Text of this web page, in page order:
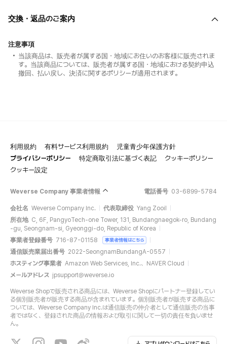
交換・返品のご案内
注意事項
当該商品は、販売者が属する国・地域にお住いのお客様に販売されま
す。当該商品については、販売者が属する国・地域における契約申込
撤回、払い戻し、決済に関するポリシーが適用されます。
利用規約 有料サービス利用規約
児童青少年保護方針
プライバシーポリシー
特定商取引法に基づく表記
クッキーポリシー
クッキー設定
Weverse Company 事業者情報 電話番号 03-6899-5784
会社名 Weverse Company Inc. 代表取締役 Yang Zooil
所在地 C, 6F, PangyoTech-one Tower, 131, Bundangnaegok-ro, Bundang
-gu, Seongnam-si, Gyeonggi-do, Republic of Korea
事業者登録番号 716-87-01158 事業者情報はこちら
通信販売業届出番号 2022-SeongnamBundangA-0557
ホスティング事業者 Amazon Web Services, Inc.、NAVER Cloud
メールアドレス jpsupport@weverse.io
Weverse Shopで販売される商品には、Weverse Shopにパートナー登録してい
る個別販売者が販売する商品が含まれています。個別販売者が販売する商品に
ついては、Weverse Company Inc.は通信販売の仲介者として通信販売の当事
者ではなく、登録された商品の情報および取引に関して一切の責任を負いませ
ん。